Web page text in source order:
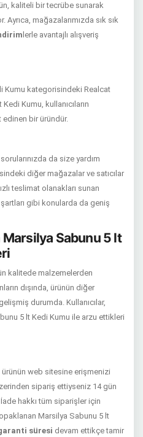
kaliteli bir tecrübe sunarak
Ayrıca, mağazalarımızda sık sık
lerle avantajlı alışveriş
Kumu kategorisindeki Realcat
Kumu, kullanıcıların
edinen bir üründür.
da size yardım
diğer mağazalar ve satıcılar
teslimat olanakları sunan
gibi konularda da geniş
Sabunu 5 lt
kalitede malzemelerden
dışında, ürünün diğer
durumda. Kullanıcılar,
5 lt Kedi Kumu ile arzu ettikleri
ürünün web sitesine erişmenizi
sipariş ettiyseniz 14 gün
hakkı tüm siparişler için
Marsilya Sabunu 5 lt
süresi devam ettikçe tamir